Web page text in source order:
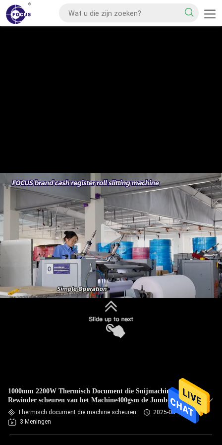
1000mm 2200W Thermisch Document die Snijmachine
Rewinder scheuren van het Machine400gsm de Jumbobroodje
Thermisch document die machine scheuren
2025-04-16
3 Meningen